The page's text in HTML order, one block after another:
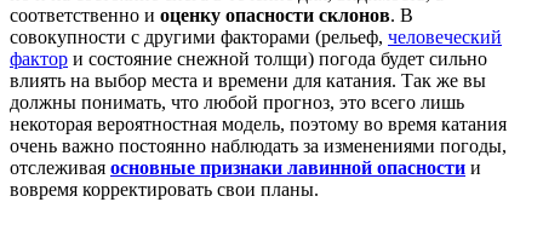
соответственно и оценку опасности склонов. В
совокупности с другими факторами (рельеф, человеческий
фактор и состояние снежной толщи) погода будет сильно
влиять на выбор места и времени для катания. Так же вы
должны понимать, что любой прогноз, это всего лишь
некоторая вероятностная модель, поэтому во время катания
очень важно постоянно наблюдать за изменениями погоды,
отслеживая основные признаки лавинной опасности и
вовремя корректировать свои планы.